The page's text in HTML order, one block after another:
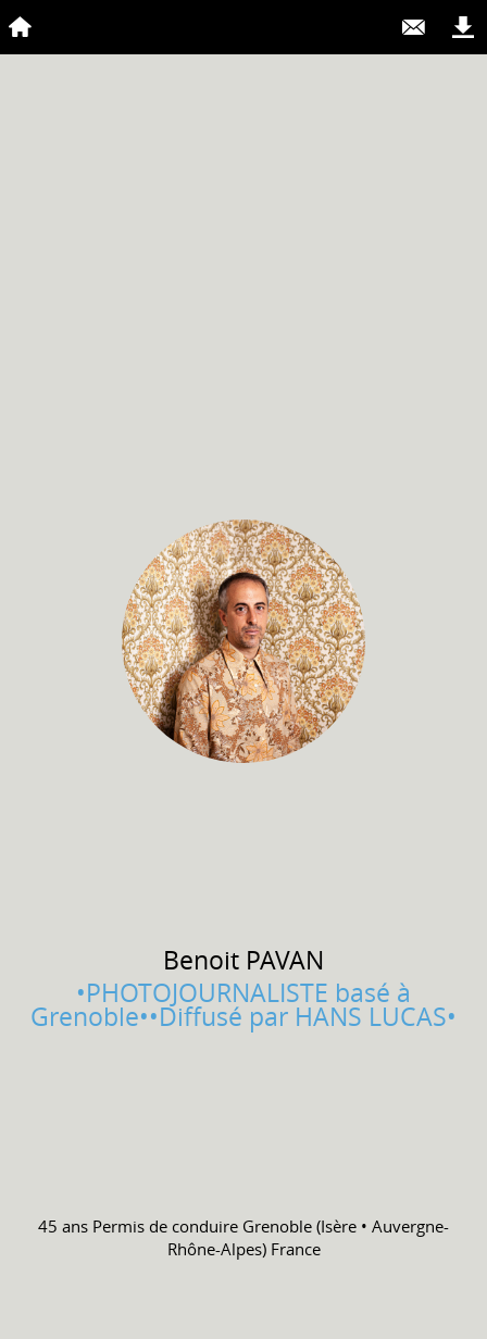
Benoit PAVAN
•PHOTOJOURNALISTE basé à
Grenoble••Diffusé par HANS LUCAS•
45 ans Permis de conduire Grenoble (Isère • Auvergne-
Rhône-Alpes) France